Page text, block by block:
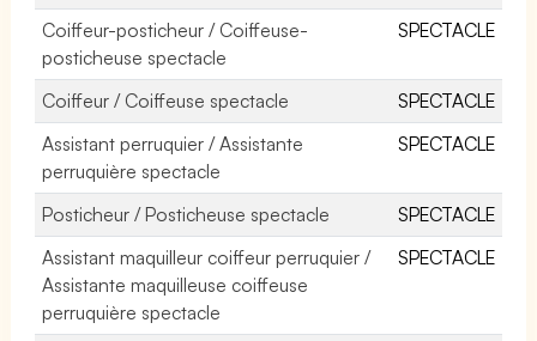
Coiffeur-posticheur / Coiffeuse-
posticheuse spectacle
SPECTACLE
Coiffeur / Coiffeuse spectacle
SPECTACLE
Assistant perruquier / Assistante
perruquière spectacle
SPECTACLE
Posticheur / Posticheuse spectacle
SPECTACLE
Assistant maquilleur coiffeur perruquier /
Assistante maquilleuse coiffeuse
perruquière spectacle
SPECTACLE